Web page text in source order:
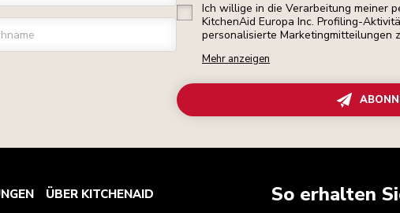
Ich willige in die Verarbeitung meiner
KitchenAid Europa Inc. Profiling-
personalisierte Marketingmitteilungen
Mehr anzeigen
So erhalten
ÜBER KITCHENAID